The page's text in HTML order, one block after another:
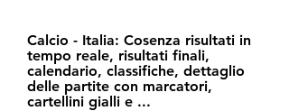
Calcio - Italia: Cosenza risultati in
tempo reale, risultati finali,
calendario, classifiche, dettaglio
delle partite con marcatori,
cartellini gialli e ...